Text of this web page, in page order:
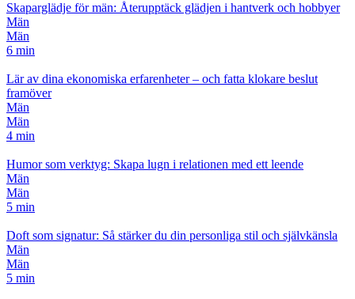
Skaparglädje för män: Återupptäck glädjen i hantverk och hobbyer
Män
Män
6 min
Lär av dina ekonomiska erfarenheter – och fatta klokare beslut
framöver
Män
Män
4 min
Humor som verktyg: Skapa lugn i relationen med ett leende
Män
Män
5 min
Doft som signatur: Så stärker du din personliga stil och självkänsla
Män
Män
5 min